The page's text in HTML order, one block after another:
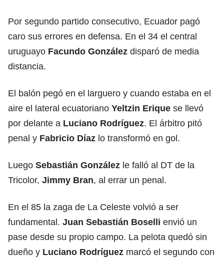
Por segundo partido consecutivo, Ecuador pagó
caro sus errores en defensa. En el 34 el central
uruguayo Facundo González disparó de media
distancia.
El balón pegó en el larguero y cuando estaba en el
aire el lateral ecuatoriano Yeltzin Erique se llevó
por delante a Luciano Rodríguez. El árbitro pitó
penal y Fabricio Díaz lo transformó en gol.
Luego Sebastián González le falló al DT de la
Tricolor, Jimmy Bran, al errar un penal.
En el 85 la zaga de La Celeste volvió a ser
fundamental. Juan Sebastián Boselli envió un
pase desde su propio campo. La pelota quedó sin
dueño y Luciano Rodríguez marcó el segundo con